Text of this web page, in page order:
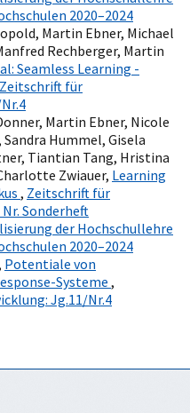
2020–2024
Martin Ebner, Michael
Rechberger, Martin
Seamless Learning -
Zeitschrift für
Martin Ebner, Nicole
Hummel, Gisela
Tiantian Tang, Hristina
Zwiauer, Learning
, Zeitschrift für
Sonderheft
der Hochschullehre
2020–2024
Potentiale von
Systeme ,
Jg.11/Nr.4